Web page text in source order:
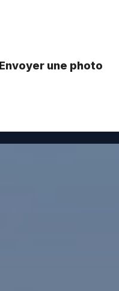
Envoyer une photo